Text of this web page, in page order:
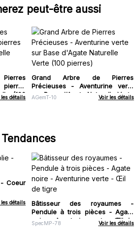
peut-être aussi
(100
les détails
Grand Arbre de Pierres
Précieuses - Aventurine verte
sur Base d'Agate Naturelle Verte
AGemT-10 Voir les détails
Tendances
Coeur
les détails
Bâtisseur des royaumes -
Pendule à trois pièces - Agate
noire - Aventurine verte - Œil de
tigre
SpecMP-78 Voir les détails